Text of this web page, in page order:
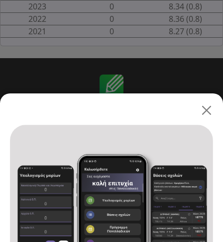
2023
0
8.34 (0.8)
2022
0
8.36 (0.8)
2021
0 8.27 (0.8)
Αρχική
Υπολογισμός μορίων
Βάσεις σχολών
Πρόγραμμα Πανελλαδικών